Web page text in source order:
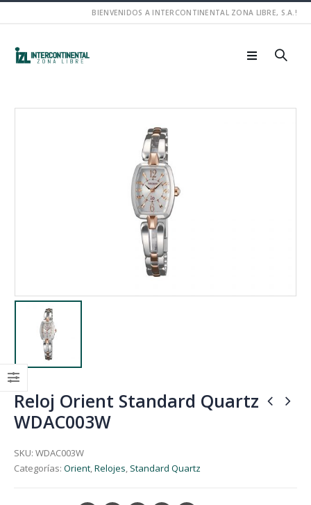
BIENVENIDOS A INTERCONTINENTAL ZONA LIBRE, S.A.!
Reloj Orient Standard Quartz
WDAC003W
SKU: WDAC003W
Categorías: Orient,Relojes, Standard Quartz